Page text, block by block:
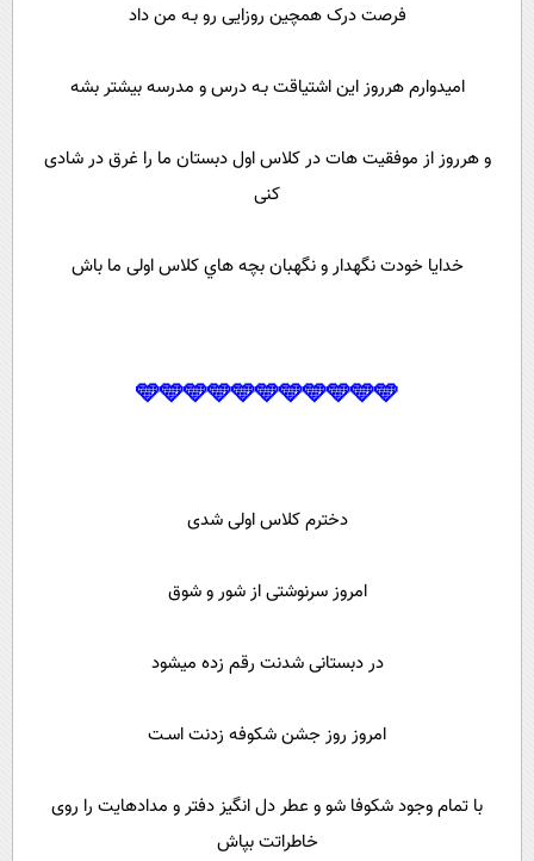
فرصت درک همچین روزایی رو بـه من داد
امیدوارم هرروز این اشتیاقت بـه درس و مدرسه بیشتر بشه
و هرروز از موفقیت هات در کلاس اول دبستان ما را غرق در شادی
کنی
خدایا خودت نگهدار و نگهبان بچه هاي‌ کلاس اولی ما باش
🩵🩵🩵🩵🩵🩵🩵🩵🩵🩵🩵
دخترم کلاس اولی شدی
امروز سرنوشتی از شور و شوق
در دبستانی شدنت رقم زده میشود
امروز روز جشن شکوفه زدنت اسـت
با تمام وجود شکوفا شو و عطر دل انگیز دفتر و مدادهایت را روی
خاطراتت بپاش